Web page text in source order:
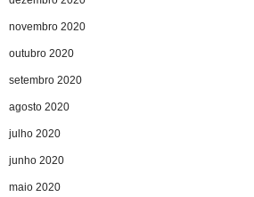
novembro 2020
outubro 2020
setembro 2020
agosto 2020
julho 2020
junho 2020
maio 2020